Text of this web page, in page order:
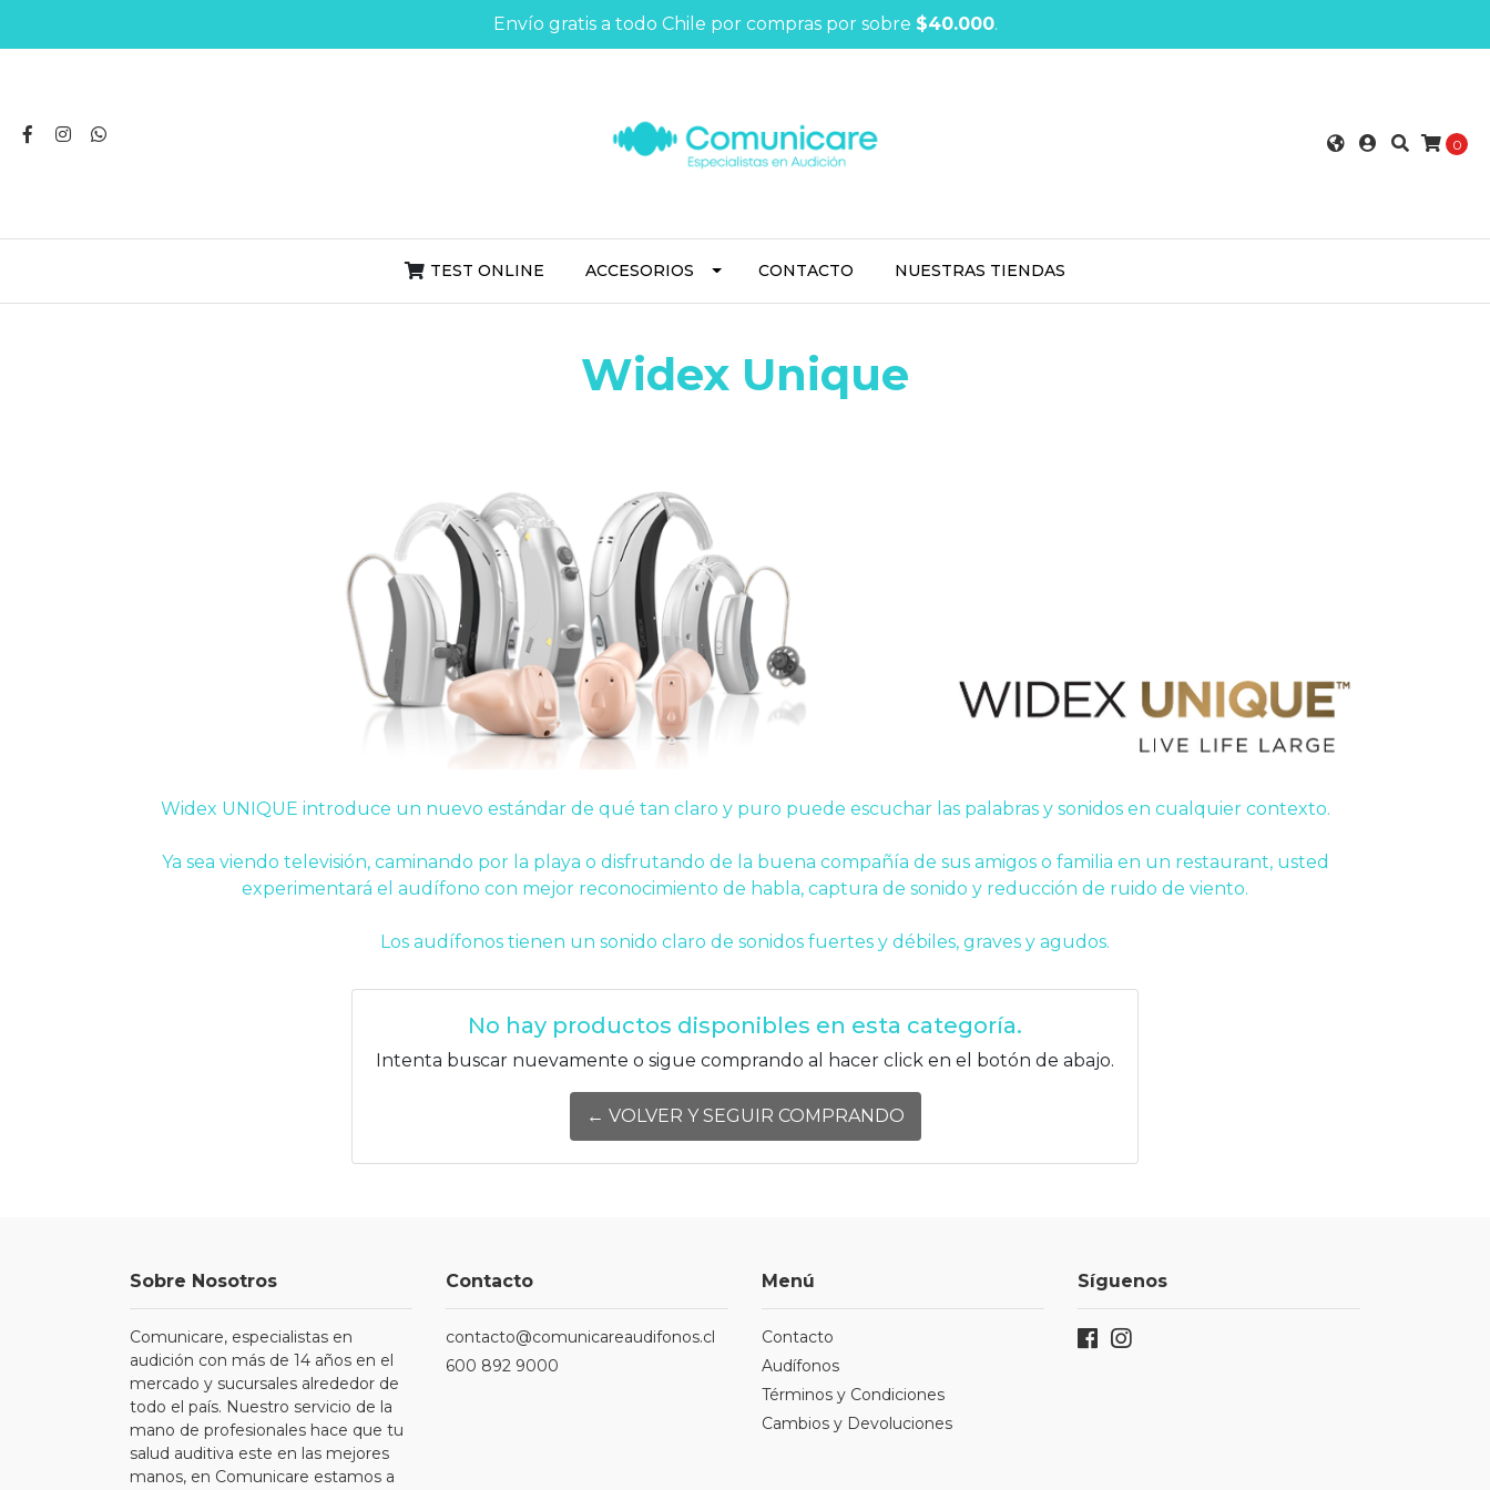
Envío gratis a todo Chile por compras por sobre $40.000.
0
TEST ONLINE ACCESORIOS CONTACTO NUESTRAS TIENDAS
Widex Unique
Widex UNIQUE introduce un nuevo estándar de qué tan claro y puro puede escuchar las palabras y sonidos en cualquier contexto.
Ya sea viendo televisión, caminando por la playa o disfrutando de la buena compañía de sus amigos o familia en un restaurant, usted
experimentará el audífono con mejor reconocimiento de habla, captura de sonido y reducción de ruido de viento.
Los audífonos tienen un sonido claro de sonidos fuertes y débiles, graves y agudos.
No hay productos disponibles en esta categoría.
Intenta buscar nuevamente o sigue comprando al hacer click en el botón de abajo.
← VOLVER Y SEGUIR COMPRANDO
Sobre Nosotros
Comunicare, especialistas en
audición con más de 14 años en el
mercado y sucursales alrededor de
todo el país. Nuestro servicio de la
mano de profesionales hace que tu
salud auditiva este en las mejores
manos, en Comunicare estamos a
Contacto
contacto@comunicareaudifonos.cl
600 892 9000
Menú
Contacto
Audífonos
Términos y Condiciones
Cambios y Devoluciones
Síguenos